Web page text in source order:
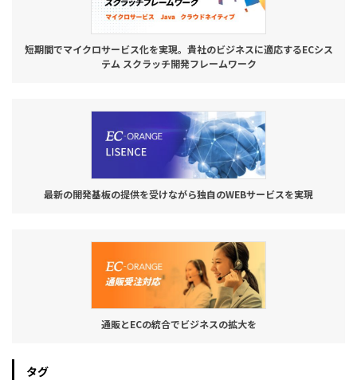
短期間でマイクロサービス化を実現。貴社のビジネスに適応するECシス
テム スクラッチ開発フレームワーク
最新の開発基板の提供を受けながら独自のWEBサービスを実現
通販とECの統合でビジネスの拡大を
タグ